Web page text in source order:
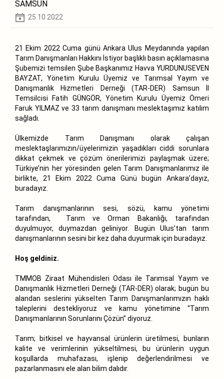
SAMSUN
25.10.2022
21 Ekim 2022 Cuma günü Ankara Ulus Meydanında yapılan
Tarım Danışmanları Hakkını İstiyor başlıklı basın açıklamasına
Şubemizi temsilen Şube Başkanımız Havva YURDUNUSEVEN
BAYZAT, Yönetim Kurulu Üyemiz ve Tarımsal Yayım ve
Danışmanlık Hizmetleri Derneği (TAR-DER) Samsun İl
Temsilcisi Fatih GÜNGÖR, Yönetim Kurulu Üyemiz Ömeri
Faruk YILMAZ ve 33 tarım danışmanı meslektaşımız katılım
sağladı.
Ülkemizde Tarım Danışmanı olarak çalışan
meslektaşlarımızın/üyelerimizin yaşadıkları ciddi sorunlara
dikkat çekmek ve çözüm önerilerimizi paylaşmak üzere;
Türkiye’nin her yöresinden gelen Tarım Danışmanlarımız ile
birlikte, 21 Ekim 2022 Cuma Günü bugün Ankara’dayız,
buradayız.
Tarım danışmanlarının sesi, sözü, kamu yönetimi
tarafından, Tarım ve Orman Bakanlığı, tarafından
duyulmuyor, duymazdan geliniyor. Bugün Ulus’tan tarım
danışmanlarının sesini bir kez daha duyurmak için buradayız.
Hoş geldiniz.
TMMOB Ziraat Mühendisleri Odası ile Tarımsal Yayım ve
Danışmanlık Hizmetleri Derneği (TAR-DER) olarak; bugün bu
alandan seslerini yükselten Tarım Danışmanlarımızın haklı
taleplerini destekliyoruz ve kamu yönetimine “Tarım
Danışmanlarının Sorunlarını Çözün” diyoruz.
Tarım; bitkisel ve hayvansal ürünlerin üretilmesi, bunların
kalite ve verimlerinin yükseltilmesi, bu ürünlerin uygun
koşullarda muhafazası, işlenip değerlendirilmesi ve
pazarlanmasını ele alan bilim dalıdır.